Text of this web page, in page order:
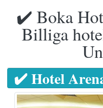
✔️ Boka
Billiga
✔️ Hotel